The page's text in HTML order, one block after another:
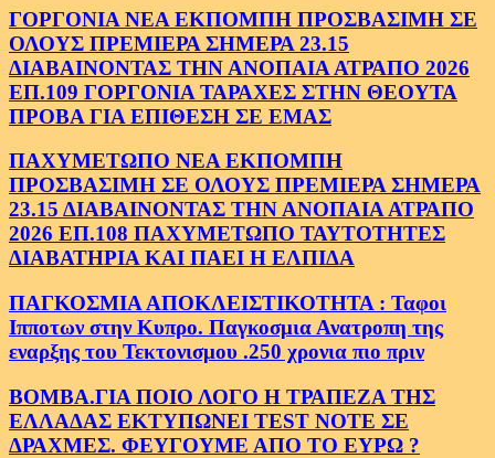
ΓΟΡΓΟΝΙΑ ΝΕΑ ΕΚΠΟΜΠΗ ΠΡΟΣΒΑΣΙΜΗ ΣΕ
ΟΛΟΥΣ ΠΡΕΜΙΕΡΑ ΣΗΜΕΡΑ 23.15
ΔΙΑΒΑΙΝΟΝΤΑΣ ΤΗΝ ΑΝΟΠΑΙΑ ΑΤΡΑΠΟ 2026
ΕΠ.109 ΓΟΡΓΟΝΙΑ ΤΑΡΑΧΕΣ ΣΤΗΝ ΘΕΟΥΤΑ
ΠΡΟΒΑ ΓΙΑ ΕΠΙΘΕΣΗ ΣΕ ΕΜΑΣ
ΠΑΧΥΜΕΤΩΠΟ ΝΕΑ ΕΚΠΟΜΠΗ
ΠΡΟΣΒΑΣΙΜΗ ΣΕ ΟΛΟΥΣ ΠΡΕΜΙΕΡΑ ΣΗΜΕΡΑ
23.15 ΔΙΑΒΑΙΝΟΝΤΑΣ ΤΗΝ ΑΝΟΠΑΙΑ ΑΤΡΑΠΟ
2026 ΕΠ.108 ΠΑΧΥΜΕΤΩΠΟ ΤΑΥΤΟΤΗΤΕΣ
ΔΙΑΒΑΤΗΡΙΑ ΚΑΙ ΠΑΕΙ Η ΕΛΠΙΔΑ
ΠΑΓΚΟΣΜΙΑ ΑΠΟΚΛΕΙΣΤΙΚΟΤΗΤΑ : Ταφοι
Ιπποτων στην Κυπρο. Παγκοσμια Ανατροπη της
εναρξης του Τεκτονισμου .250 χρονια πιο πριν
ΒΟΜΒΑ.ΓΙΑ ΠΟΙΟ ΛΟΓΟ Η ΤΡΑΠΕΖΑ ΤΗΣ
ΕΛΛΑΔΑΣ ΕΚΤΥΠΩΝΕΙ TEST NOTE ΣΕ
ΔΡΑΧΜΕΣ. ΦΕΥΓΟΥΜΕ ΑΠΟ ΤΟ ΕΥΡΩ ?